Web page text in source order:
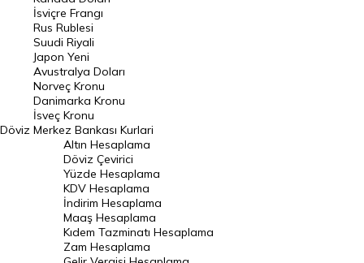
Riyal Kuru
Avustralya Doları
Danimarka Kronu Kuru
Kanada Doları Kuru
Norveç Kronu Kuru
İsveç Kronu Kuru
Japon Yeni Kuru
Serbest Piyasa Döviz Kurları
Merkez Bankası Döviz Kurları
Döviz
İsviçre Frangı
Rus Rublesi
Suudi Riyali
Japon Yeni
Avustralya Doları
Norveç Kronu
Danimarka Kronu
İsveç Kronu
Merkez Bankası Kurlari
Altın Hesaplama
Döviz Çevirici
Yüzde Hesaplama
KDV Hesaplama
İndirim Hesaplama
Maaş Hesaplama
Kıdem Tazminatı Hesaplama
Zam Hesaplama